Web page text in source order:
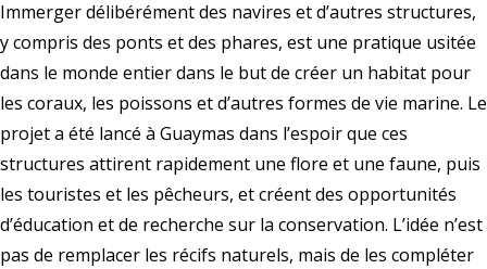
Immerger délibérément des navires et d’autres structures,
y compris des ponts et des phares, est une pratique usitée
dans le monde entier dans le but de créer un habitat pour
les coraux, les poissons et d’autres formes de vie marine. Le
projet a été lancé à Guaymas dans l’espoir que ces
structures attirent rapidement une flore et une faune, puis
les touristes et les pêcheurs, et créent des opportunités
d’éducation et de recherche sur la conservation. L’idée n’est
pas de remplacer les récifs naturels, mais de les compléter